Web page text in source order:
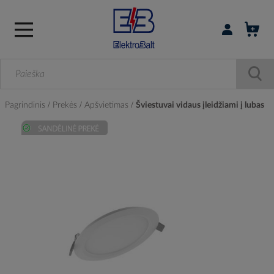
Prisijungti /
Pagrindinis Prekės Apšvietimas Šviestuvai vidaus įleidžiami į lubas